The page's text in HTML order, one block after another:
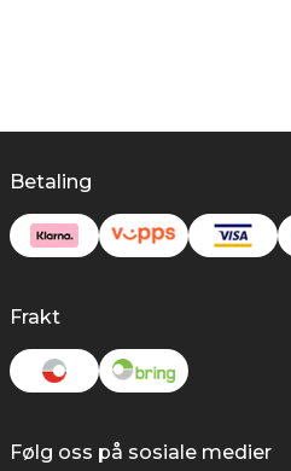
Betaling
Frakt
Følg oss på sosiale medier